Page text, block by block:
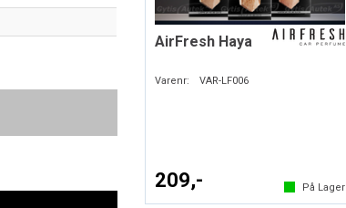
AirFresh Haya
Varenr: VAR-LF006
209,- På Lager